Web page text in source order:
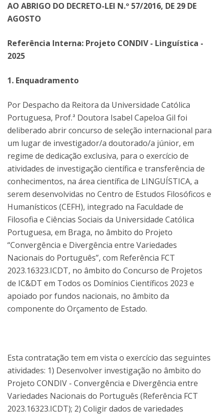
AO ABRIGO DO DECRETO-LEI N.º 57/2016, DE 29 DE
AGOSTO
Referência Interna: Projeto CONDIV - Linguística -
2025
1. Enquadramento
Por Despacho da Reitora da Universidade Católica
Portuguesa, Prof.ª Doutora Isabel Capeloa Gil foi
deliberado abrir concurso de seleção internacional para
um lugar de investigador/a doutorado/a júnior, em
regime de dedicação exclusiva, para o exercício de
atividades de investigação científica e transferência de
conhecimentos, na área científica de LINGUÍSTICA, a
serem desenvolvidas no Centro de Estudos Filosóficos e
Humanísticos (CEFH), integrado na Faculdade de
Filosofia e Ciências Sociais da Universidade Católica
Portuguesa, em Braga, no âmbito do Projeto
“Convergência e Divergência entre Variedades
Nacionais do Português”, com Referência FCT
2023.16323.ICDT, no âmbito do Concurso de Projetos
de IC&DT em Todos os Domínios Científicos 2023 e
apoiado por fundos nacionais, no âmbito da
componente do Orçamento de Estado.
Esta contratação tem em vista o exercício das seguintes
atividades: 1) Desenvolver investigação no âmbito do
Projeto CONDIV - Convergência e Divergência entre
Variedades Nacionais do Português (Referência FCT
2023.16323.ICDT); 2) Coligir dados de variedades